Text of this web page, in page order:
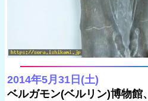
2014年5月31日(土)
ベルガモン(ベルリン)博物館、